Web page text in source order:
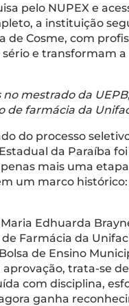
pelo NUPEX e
a instituição
de Cosme, com
sério e transformam
no mestrado da
de farmácia da
do processo
da Paraíba
mais uma
um marco
Edhuarda
Farmácia da
de Ensino
aprovação, trata-se
com disciplina,
ganha